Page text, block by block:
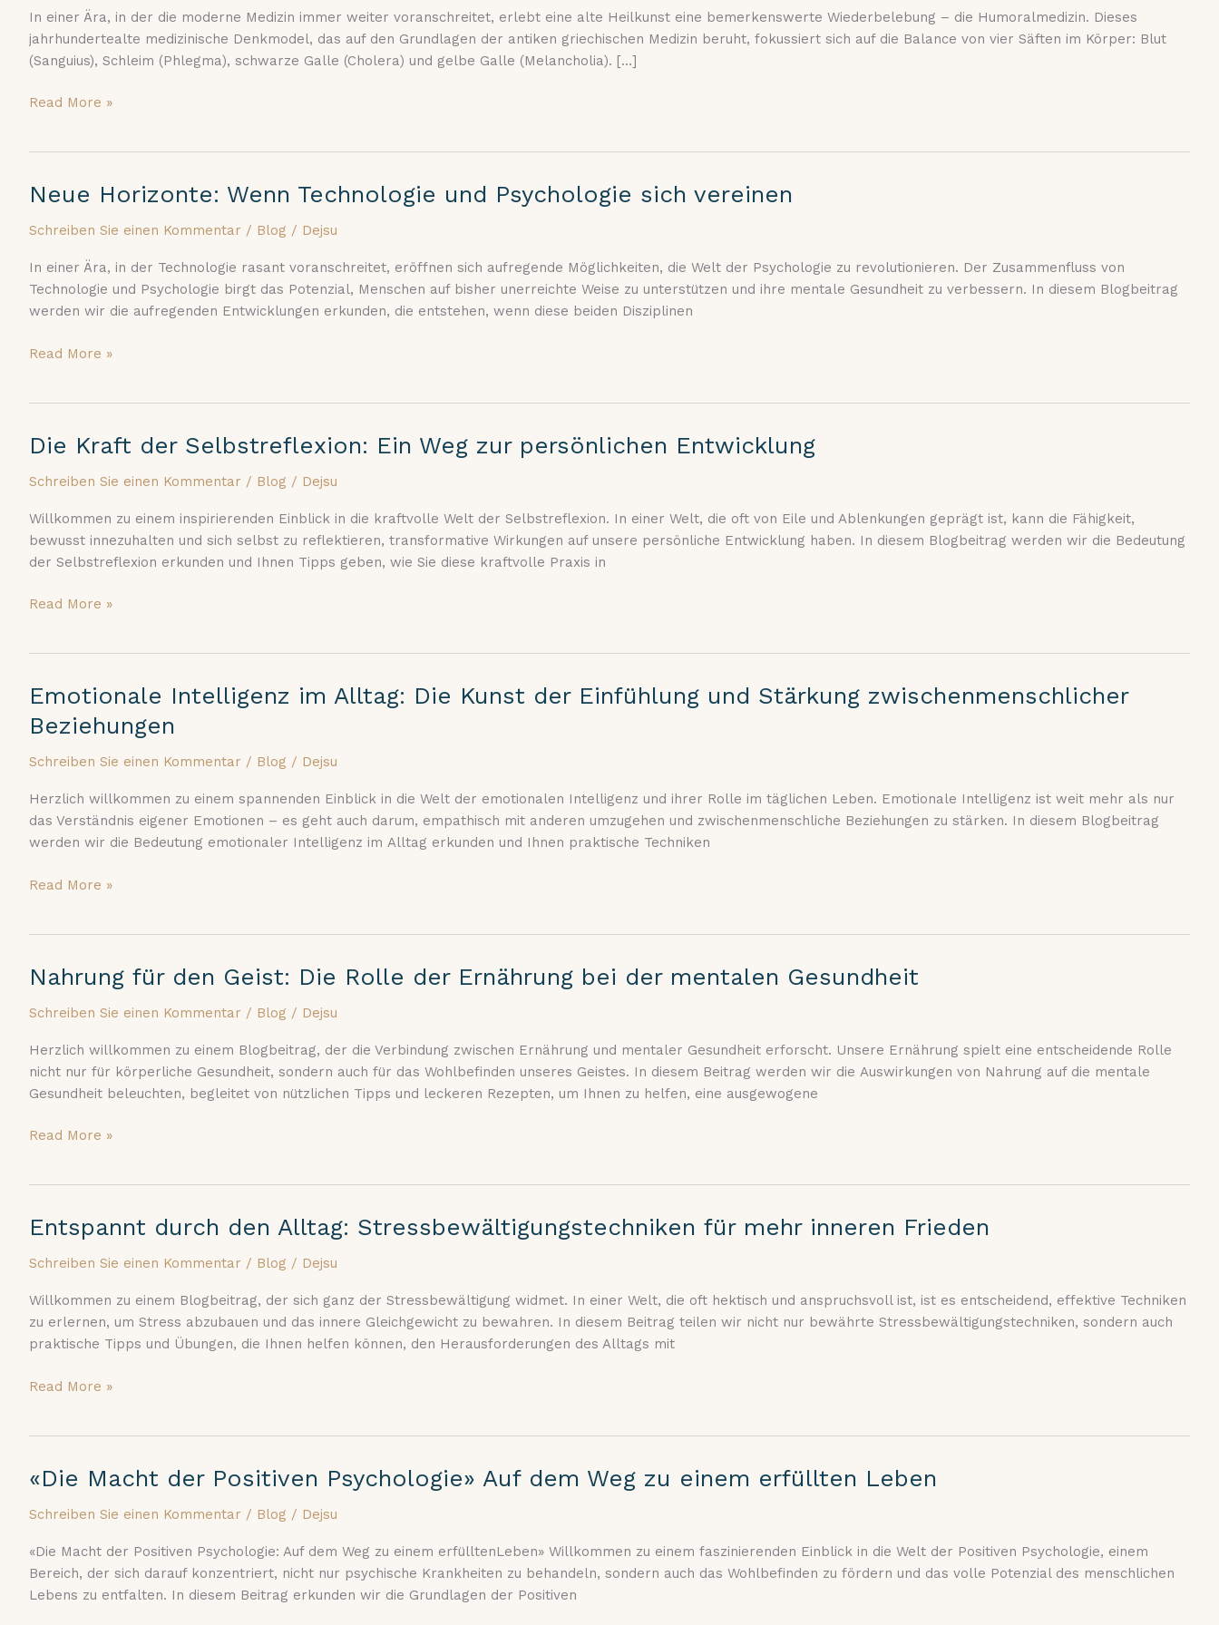
In einer Ära, in der die moderne Medizin immer weiter voranschreitet, erlebt eine alte Heilkunst eine bemerkenswerte Wiederbelebung – die Humoralmedizin. Dieses
jahrhundertealte medizinische Denkmodel, das auf den Grundlagen der antiken griechischen Medizin beruht, fokussiert sich auf die Balance von vier Säften im Körper: Blut
(Sanguius), Schleim (Phlegma), schwarze Galle (Cholera) und gelbe Galle (Melancholia). […]
Altes
Wissen
für
Read More »
Neue Horizonte: Wenn Technologie und Psychologie sich vereinen
Schreiben Sie einen Kommentar / Blog / Dejsu
In einer Ära, in der Technologie rasant voranschreitet, eröffnen sich aufregende Möglichkeiten, die Welt der Psychologie zu revolutionieren. Der Zusammenfluss von
Technologie und Psychologie birgt das Potenzial, Menschen auf bisher unerreichte Weise zu unterstützen und ihre mentale Gesundheit zu verbessern. In diesem Blogbeitrag
werden wir die aufregenden Entwicklungen erkunden, die entstehen, wenn diese beiden Disziplinen
Neue
Wenn
und
Psychologie
sich
Read More »
Die Kraft der Selbstreflexion: Ein Weg zur persönlichen Entwicklung
Schreiben Sie einen Kommentar / Blog / Dejsu
Willkommen zu einem inspirierenden Einblick in die kraftvolle Welt der Selbstreflexion. In einer Welt, die oft von Eile und Ablenkungen geprägt ist, kann die Fähigkeit,
bewusst innezuhalten und sich selbst zu reflektieren, transformative Wirkungen auf unsere persönliche Entwicklung haben. In diesem Blogbeitrag werden wir die Bedeutung
der Selbstreflexion erkunden und Ihnen Tipps geben, wie Sie diese kraftvolle Praxis in
Die
der
Ein
Weg
zur
Read More »
Emotionale Intelligenz im Alltag: Die Kunst der Einfühlung und Stärkung zwischenmenschlicher
Beziehungen
Schreiben Sie einen Kommentar / Blog / Dejsu
Herzlich willkommen zu einem spannenden Einblick in die Welt der emotionalen Intelligenz und ihrer Rolle im täglichen Leben. Emotionale Intelligenz ist weit mehr als nur
das Verständnis eigener Emotionen – es geht auch darum, empathisch mit anderen umzugehen und zwischenmenschliche Beziehungen zu stärken. In diesem Blogbeitrag
werden wir die Bedeutung emotionaler Intelligenz im Alltag erkunden und Ihnen praktische Techniken
Emotionale
im
Alltag:
Kunst
der
Einfühlung
Stärkung
Beziehungen
Read More »
Nahrung für den Geist: Die Rolle der Ernährung bei der mentalen Gesundheit
Schreiben Sie einen Kommentar / Blog / Dejsu
Herzlich willkommen zu einem Blogbeitrag, der die Verbindung zwischen Ernährung und mentaler Gesundheit erforscht. Unsere Ernährung spielt eine entscheidende Rolle
nicht nur für körperliche Gesundheit, sondern auch für das Wohlbefinden unseres Geistes. In diesem Beitrag werden wir die Auswirkungen von Nahrung auf die mentale
Gesundheit beleuchten, begleitet von nützlichen Tipps und leckeren Rezepten, um Ihnen zu helfen, eine ausgewogene
Nahrung
den
Die
Rolle
der
mentalen
Read More »
Entspannt durch den Alltag: Stressbewältigungstechniken für mehr inneren Frieden
Schreiben Sie einen Kommentar / Blog / Dejsu
Willkommen zu einem Blogbeitrag, der sich ganz der Stressbewältigung widmet. In einer Welt, die oft hektisch und anspruchsvoll ist, ist es entscheidend, effektive Techniken
zu erlernen, um Stress abzubauen und das innere Gleichgewicht zu bewahren. In diesem Beitrag teilen wir nicht nur bewährte Stressbewältigungstechniken, sondern auch
praktische Tipps und Übungen, die Ihnen helfen können, den Herausforderungen des Alltags mit
Entspannt
den
Stressbewältigungstechniken
für
mehr
Frieden
Read More »
«Die Macht der Positiven Psychologie» Auf dem Weg zu einem erfüllten Leben
Schreiben Sie einen Kommentar / Blog / Dejsu
«Die Macht der Positiven Psychologie: Auf dem Weg zu einem erfülltenLeben» Willkommen zu einem faszinierenden Einblick in die Welt der Positiven Psychologie, einem
Bereich, der sich darauf konzentriert, nicht nur psychische Krankheiten zu behandeln, sondern auch das Wohlbefinden zu fördern und das volle Potenzial des menschlichen
Lebens zu entfalten. In diesem Beitrag erkunden wir die Grundlagen der Positiven
«Die
der
Psychologie»
Auf
dem